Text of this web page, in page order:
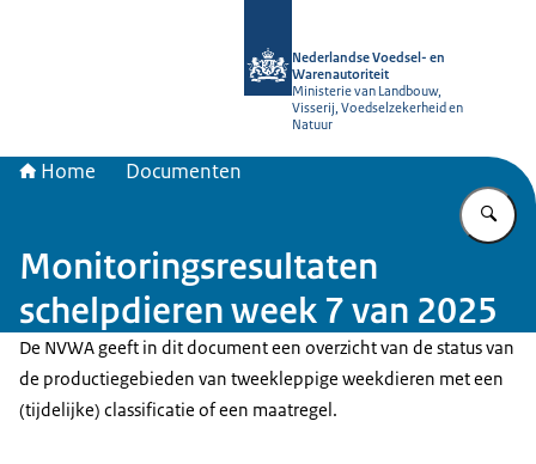
Nederlandse Voedsel- en
Warenautoriteit
Ministerie van Landbouw,
Visserij, Voedselzekerheid en
Natuur
Home Documenten
Monitoringsresultaten
schelpdieren week 7 van 2025
De NVWA geeft in dit document een overzicht van de status van
de productiegebieden van tweekleppige weekdieren met een
(tijdelijke) classificatie of een maatregel.